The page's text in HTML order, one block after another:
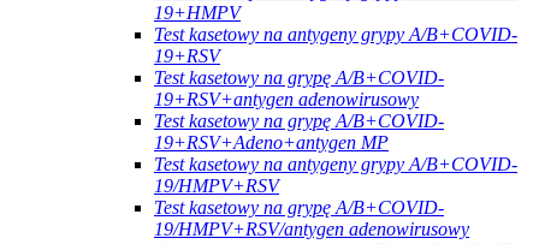
19+HMPV
Test kasetowy na antygeny grypy A/B+COVID-
19+RSV
Test kasetowy na grypę A/B+COVID-
19+RSV+antygen adenowirusowy
Test kasetowy na grypę A/B+COVID-
19+RSV+Adeno+antygen MP
Test kasetowy na antygeny grypy A/B+COVID-
19/HMPV+RSV
Test kasetowy na grypę A/B+COVID-
19/HMPV+RSV/antygen adenowirusowy